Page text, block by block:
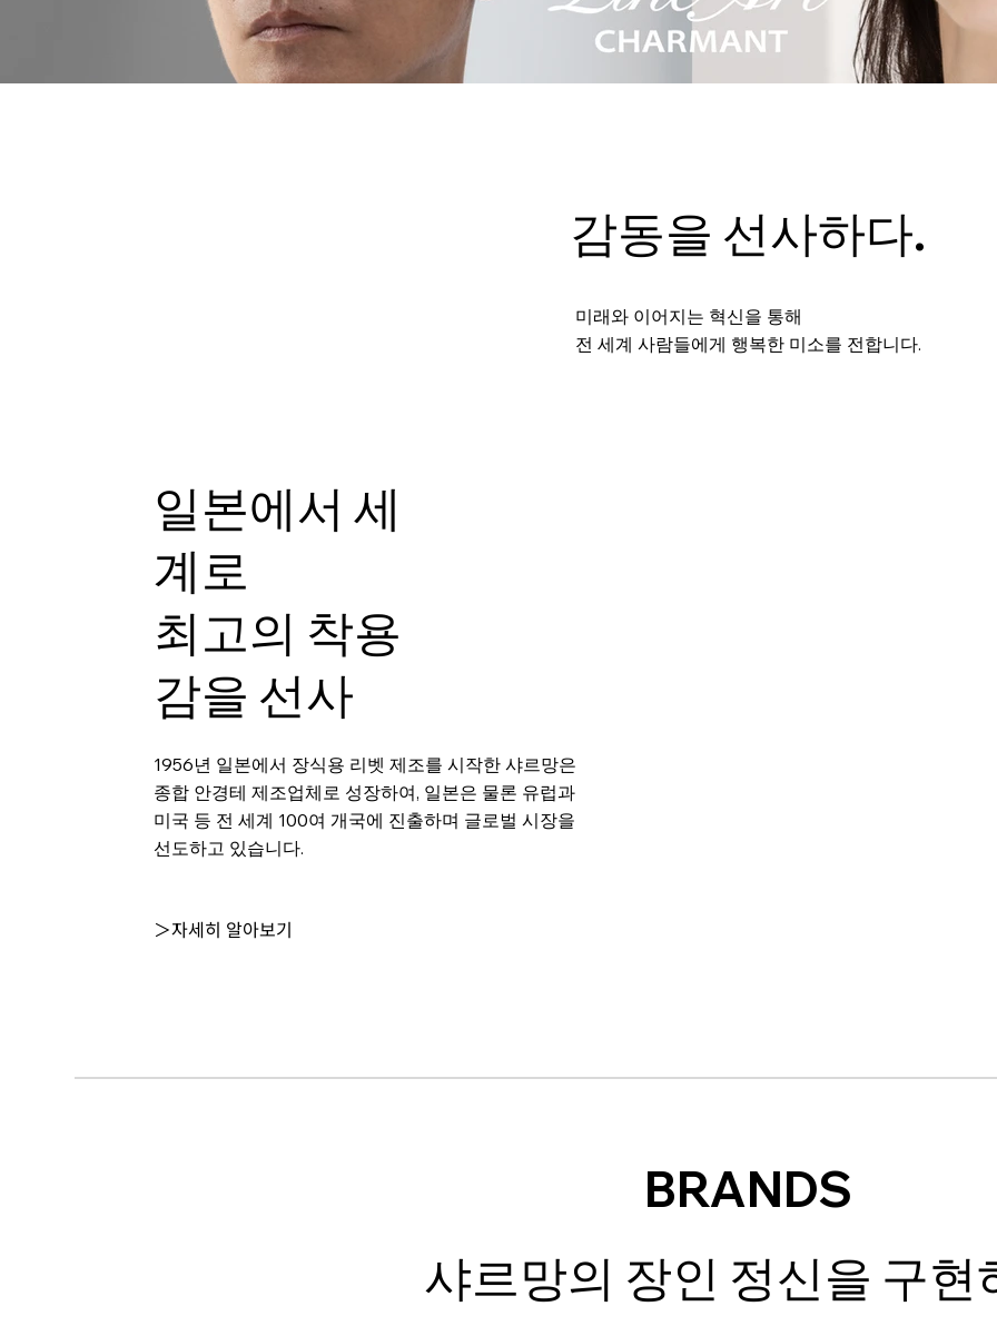
감동을 선사하다.
미래와 이어지는 혁신을 통해
전 세계 사람들에게 행복한 미소를 전합니다.
일본에서 세
계로
최고의 착용
감을 선사
1956년 일본에서 장식용 리벳 제조를 시작한 샤르망은
종합 안경테 제조업체로 성장하여, 일본은 물론 유럽과
미국 등 전 세계 100여 개국에 진출하며 글로벌 시장을
선도하고 있습니다.
＞자세히 알아보기
BRANDS
샤르망의 장인 정신을 구현